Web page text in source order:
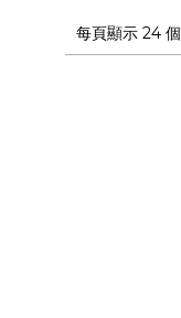
每頁顯示 24 個